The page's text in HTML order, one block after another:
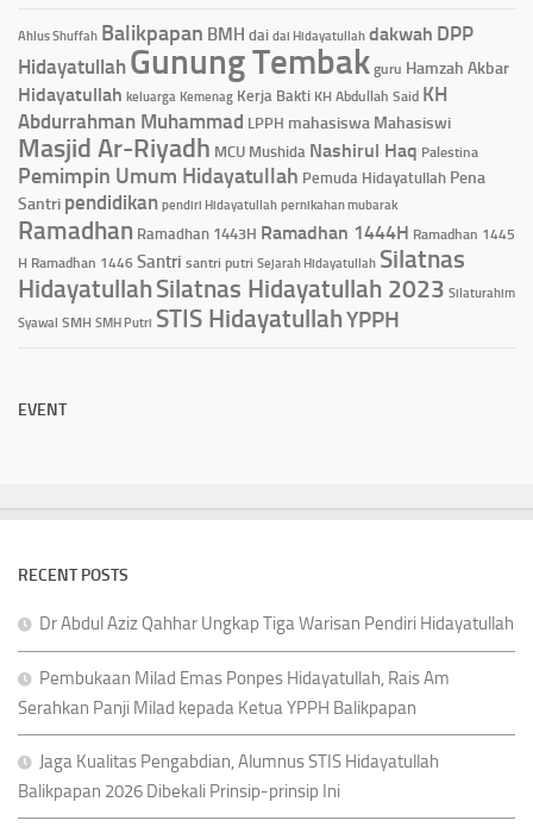
Ahlus Shuffah Balikpapan BMH dai dai Hidayatullah dakwah DPP
Hidayatullah Gunung Tembak guru Hamzah Akbar
Hidayatullah keluarga Kemenag Kerja Bakti KH Abdullah Said KH
Abdurrahman Muhammad LPPH mahasiswa Mahasiswi
Masjid Ar-Riyadh MCU Mushida Nashirul Haq Palestina
Pemimpin Umum Hidayatullah Pemuda Hidayatullah Pena
Santri pendidikan pendiri Hidayatullah pernikahan mubarak
Ramadhan Ramadhan 1443H Ramadhan 1444H Ramadhan 1445
H Ramadhan 1446 Santri santri putri Sejarah Hidayatullah Silatnas
HidayatullahSilatnas Hidayatullah 2023 Silaturahim
Syawal SMH SMH Putri STIS HidayatullahYPPH
EVENT
RECENT POSTS
Dr Abdul Aziz Qahhar Ungkap Tiga Warisan Pendiri Hidayatullah
Pembukaan Milad Emas Ponpes Hidayatullah, Rais Am
Serahkan Panji Milad kepada Ketua YPPH Balikpapan
Jaga Kualitas Pengabdian, Alumnus STIS Hidayatullah
Balikpapan 2026 Dibekali Prinsip-prinsip Ini